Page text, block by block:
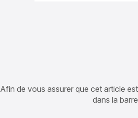
Afin de vous assurer que cet article
dans la